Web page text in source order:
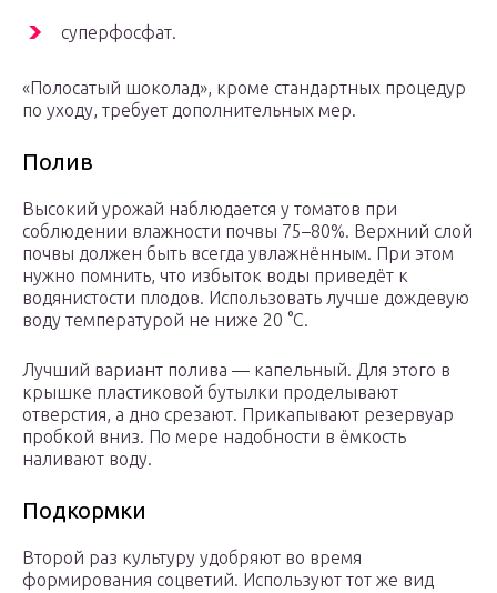
суперфосфат.
«Полосатый шоколад», кроме стандартных процедур
по уходу, требует дополнительных мер.
Полив
Высокий урожай наблюдается у томатов при
соблюдении влажности почвы 75–80%. Верхний слой
почвы должен быть всегда увлажнённым. При этом
нужно помнить, что избыток воды приведёт к
водянистости плодов. Использовать лучше дождевую
воду температурой не ниже 20 °С.
Лучший вариант полива — капельный. Для этого в
крышке пластиковой бутылки проделывают
отверстия, а дно срезают. Прикапывают резервуар
пробкой вниз. По мере надобности в ёмкость
наливают воду.
Подкормки
Второй раз культуру удобряют во время
формирования соцветий. Используют тот же вид